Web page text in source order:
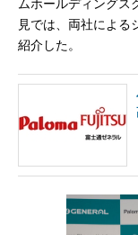
ムホールディングス
見では、両社による
紹介した。